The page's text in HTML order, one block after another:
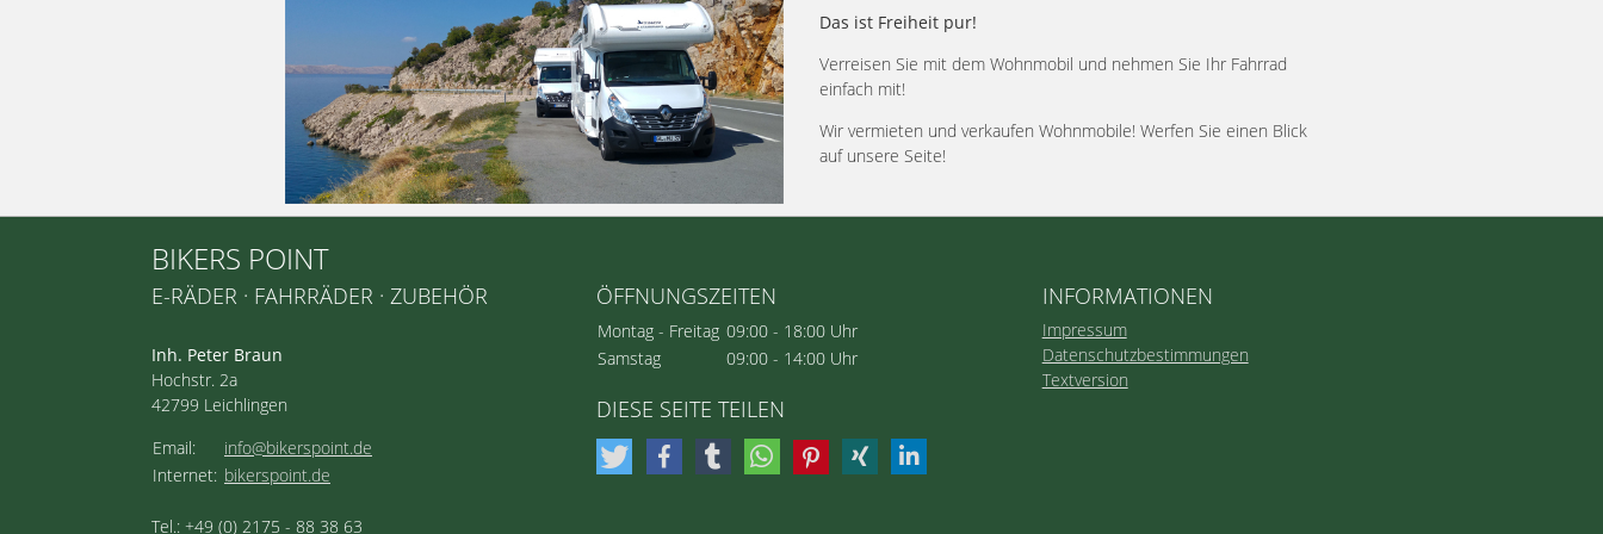
Das ist Freiheit pur!
Verreisen Sie mit dem Wohnmobil und nehmen Sie Ihr Fahrrad
einfach mit!
Wir vermieten und verkaufen Wohnmobile! Werfen Sie einen Blick
auf unsere Seite!
BIKERS POINT
E-RÄDER · FAHRRÄDER · ZUBEHÖR
Inh. Peter Braun
Hochstr. 2a
42799 Leichlingen
Email:
info@bikerspoint.de
Internet: bikerspoint.de
Tel.: +49 (0) 2175 - 88 38 63
ÖFFNUNGSZEITEN
Montag - Freitag 09:00 - 18:00 Uhr
Samstag
09:00 - 14:00 Uhr
DIESE SEITE TEILEN
INFORMATIONEN
Impressum
Datenschutzbestimmungen
Textversion